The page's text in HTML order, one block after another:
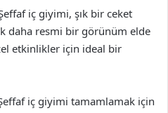
iç giyimi, şık bir ceket
daha resmi bir görünüm elde
etkinlikler için ideal bir
iç giyimi tamamlamak için